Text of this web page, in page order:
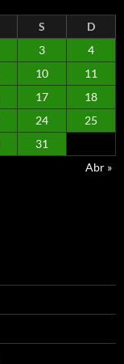
S
D
3
4
10
11
17
18
24
25
31
Abr »